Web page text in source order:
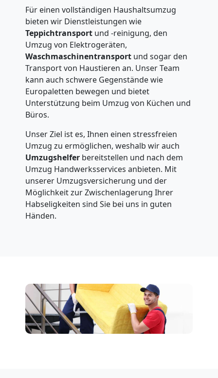
Für einen vollständigen Haushaltsumzug
bieten wir Dienstleistungen wie
Teppichtransport und -reinigung, den
Umzug von Elektrogeräten,
Waschmaschinentransport und sogar den
Transport von Haustieren an. Unser Team
kann auch schwere Gegenstände wie
Europaletten bewegen und bietet
Unterstützung beim Umzug von Küchen und
Büros.
Unser Ziel ist es, Ihnen einen stressfreien
Umzug zu ermöglichen, weshalb wir auch
Umzugshelfer bereitstellen und nach dem
Umzug Handwerksservices anbieten. Mit
unserer Umzugsversicherung und der
Möglichkeit zur Zwischenlagerung Ihrer
Habseligkeiten sind Sie bei uns in guten
Händen.